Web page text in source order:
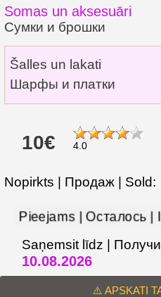
Somas un aksesuāri
Сумки и брошки
Šalles un lakati
Шарфы и платки
10€ 4.0
Nopirkts | Продаж | Sold:
Pieejams | Осталось |
Saņemsit līdz |
10.08.2026
⚠️ APSKATI